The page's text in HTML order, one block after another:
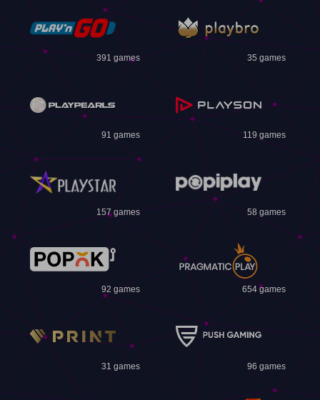
391 games 35 games
91 games 119 games
157 games 58 games
92 games 654 games
31 games 96 games